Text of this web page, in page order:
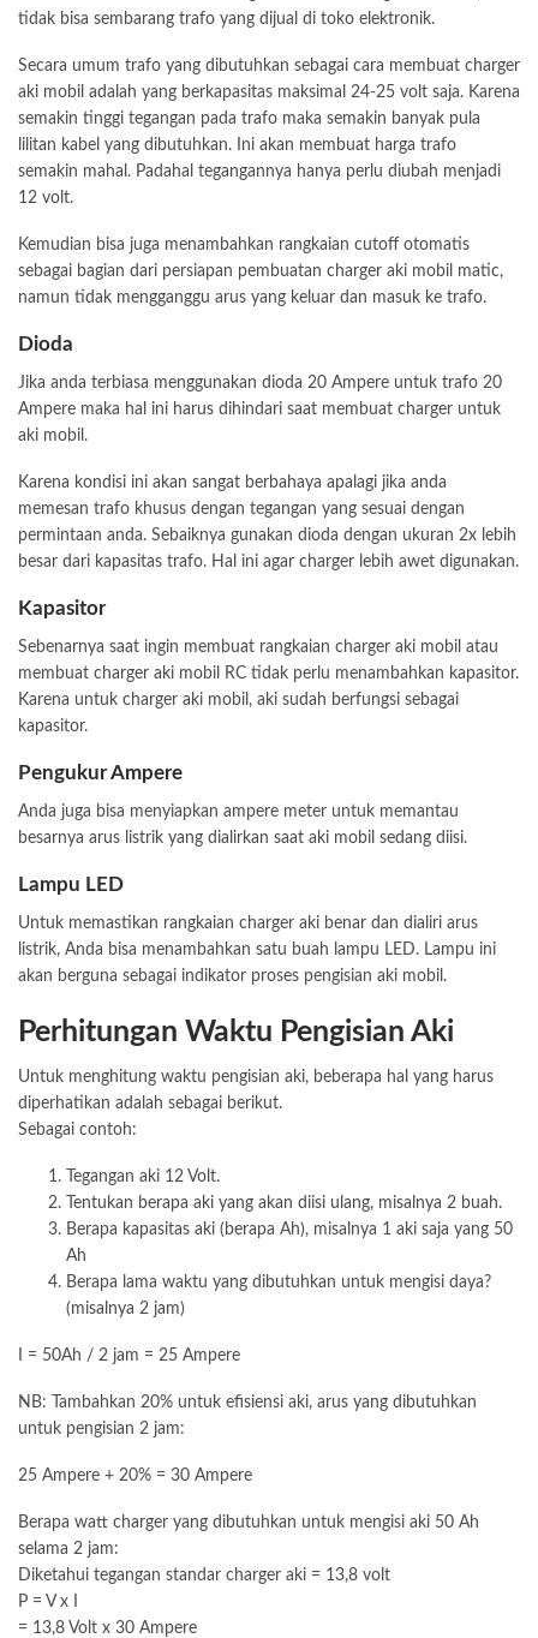
tidak bisa sembarang trafo yang dijual di toko elektronik.
Secara umum trafo yang dibutuhkan sebagai cara membuat charger
aki mobil adalah yang berkapasitas maksimal 24-25 volt saja. Karena
semakin tinggi tegangan pada trafo maka semakin banyak pula
lilitan kabel yang dibutuhkan. Ini akan membuat harga trafo
semakin mahal. Padahal tegangannya hanya perlu diubah menjadi
12 volt.
Kemudian bisa juga menambahkan rangkaian cutoff otomatis
sebagai bagian dari persiapan pembuatan charger aki mobil matic,
namun tidak mengganggu arus yang keluar dan masuk ke trafo.
Dioda
Jika anda terbiasa menggunakan dioda 20 Ampere untuk trafo 20
Ampere maka hal ini harus dihindari saat membuat charger untuk
aki mobil.
Karena kondisi ini akan sangat berbahaya apalagi jika anda
memesan trafo khusus dengan tegangan yang sesuai dengan
permintaan anda. Sebaiknya gunakan dioda dengan ukuran 2x lebih
besar dari kapasitas trafo. Hal ini agar charger lebih awet digunakan.
Kapasitor
Sebenarnya saat ingin membuat rangkaian charger aki mobil atau
membuat charger aki mobil RC tidak perlu menambahkan kapasitor.
Karena untuk charger aki mobil, aki sudah berfungsi sebagai
kapasitor.
Pengukur Ampere
Anda juga bisa menyiapkan ampere meter untuk memantau
besarnya arus listrik yang dialirkan saat aki mobil sedang diisi.
Lampu LED
Untuk memastikan rangkaian charger aki benar dan dialiri arus
listrik, Anda bisa menambahkan satu buah lampu LED. Lampu ini
akan berguna sebagai indikator proses pengisian aki mobil.
Perhitungan Waktu Pengisian Aki
Untuk menghitung waktu pengisian aki, beberapa hal yang harus
diperhatikan adalah sebagai berikut.
Sebagai contoh:
Tegangan aki 12 Volt.
Tentukan berapa aki yang akan diisi ulang, misalnya 2 buah.
Berapa kapasitas aki (berapa Ah), misalnya 1 aki saja yang 50
Ah
Berapa lama waktu yang dibutuhkan untuk mengisi daya?
(misalnya 2 jam)
I = 50Ah / 2 jam = 25 Ampere
NB: Tambahkan 20% untuk efisiensi aki, arus yang dibutuhkan
untuk pengisian 2 jam:
25 Ampere + 20% = 30 Ampere
Berapa watt charger yang dibutuhkan untuk mengisi aki 50 Ah
selama 2 jam:
Diketahui tegangan standar charger aki = 13,8 volt
P = V x I
= 13,8 Volt x 30 Ampere